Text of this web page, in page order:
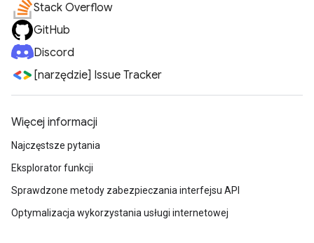
Stack Overflow
GitHub
Discord
[narzędzie] Issue Tracker
Więcej informacji
Najczęstsze pytania
Eksplorator funkcji
Sprawdzone metody zabezpieczania interfejsu API
Optymalizacja wykorzystania usługi internetowej